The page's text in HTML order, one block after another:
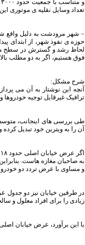
تعداد وسایل نقلیه ی موتوری این شهر، در دهه ی ۲۰ به
– شهر مرودشت به دلیل واقع
حوزه ی نفوذ شهر، از ابتدای
لحاظ رشد و گسترش در سطح
فوق هستیم، اگر به دو مطلب
شرح مشکل:
آنچه این نوشتار به آن می
ترافیک غیرقایل توجیه
طی بررسی های اینجانب،
آن را به ویترین خود تبدیل
و مساوی با عرض تردد دو
در طرفین خیابان نیز دو
زیادی را برای افراد معلول و
با این برآورد، عرض خیابان اصلی